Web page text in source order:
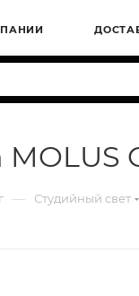
— Студийный свет